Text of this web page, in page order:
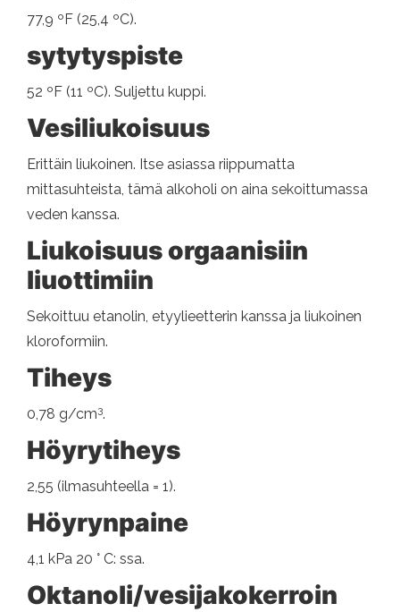
77,9 ºF (25,4 ºC).
sytytyspiste
52 ºF (11 ºC). Suljettu kuppi.
Vesiliukoisuus
Erittäin liukoinen. Itse asiassa riippumatta
mittasuhteista, tämä alkoholi on aina sekoittumassa
veden kanssa.
Liukoisuus orgaanisiin
liuottimiin
Sekoittuu etanolin, etyylieetterin kanssa ja liukoinen
kloroformiin.
Tiheys
0,78 g/cm3.
Höyrytiheys
2,55 (ilmasuhteella = 1).
Höyrynpaine
4,1 kPa 20 ° C: ssa.
Oktanoli/vesijakokerroin